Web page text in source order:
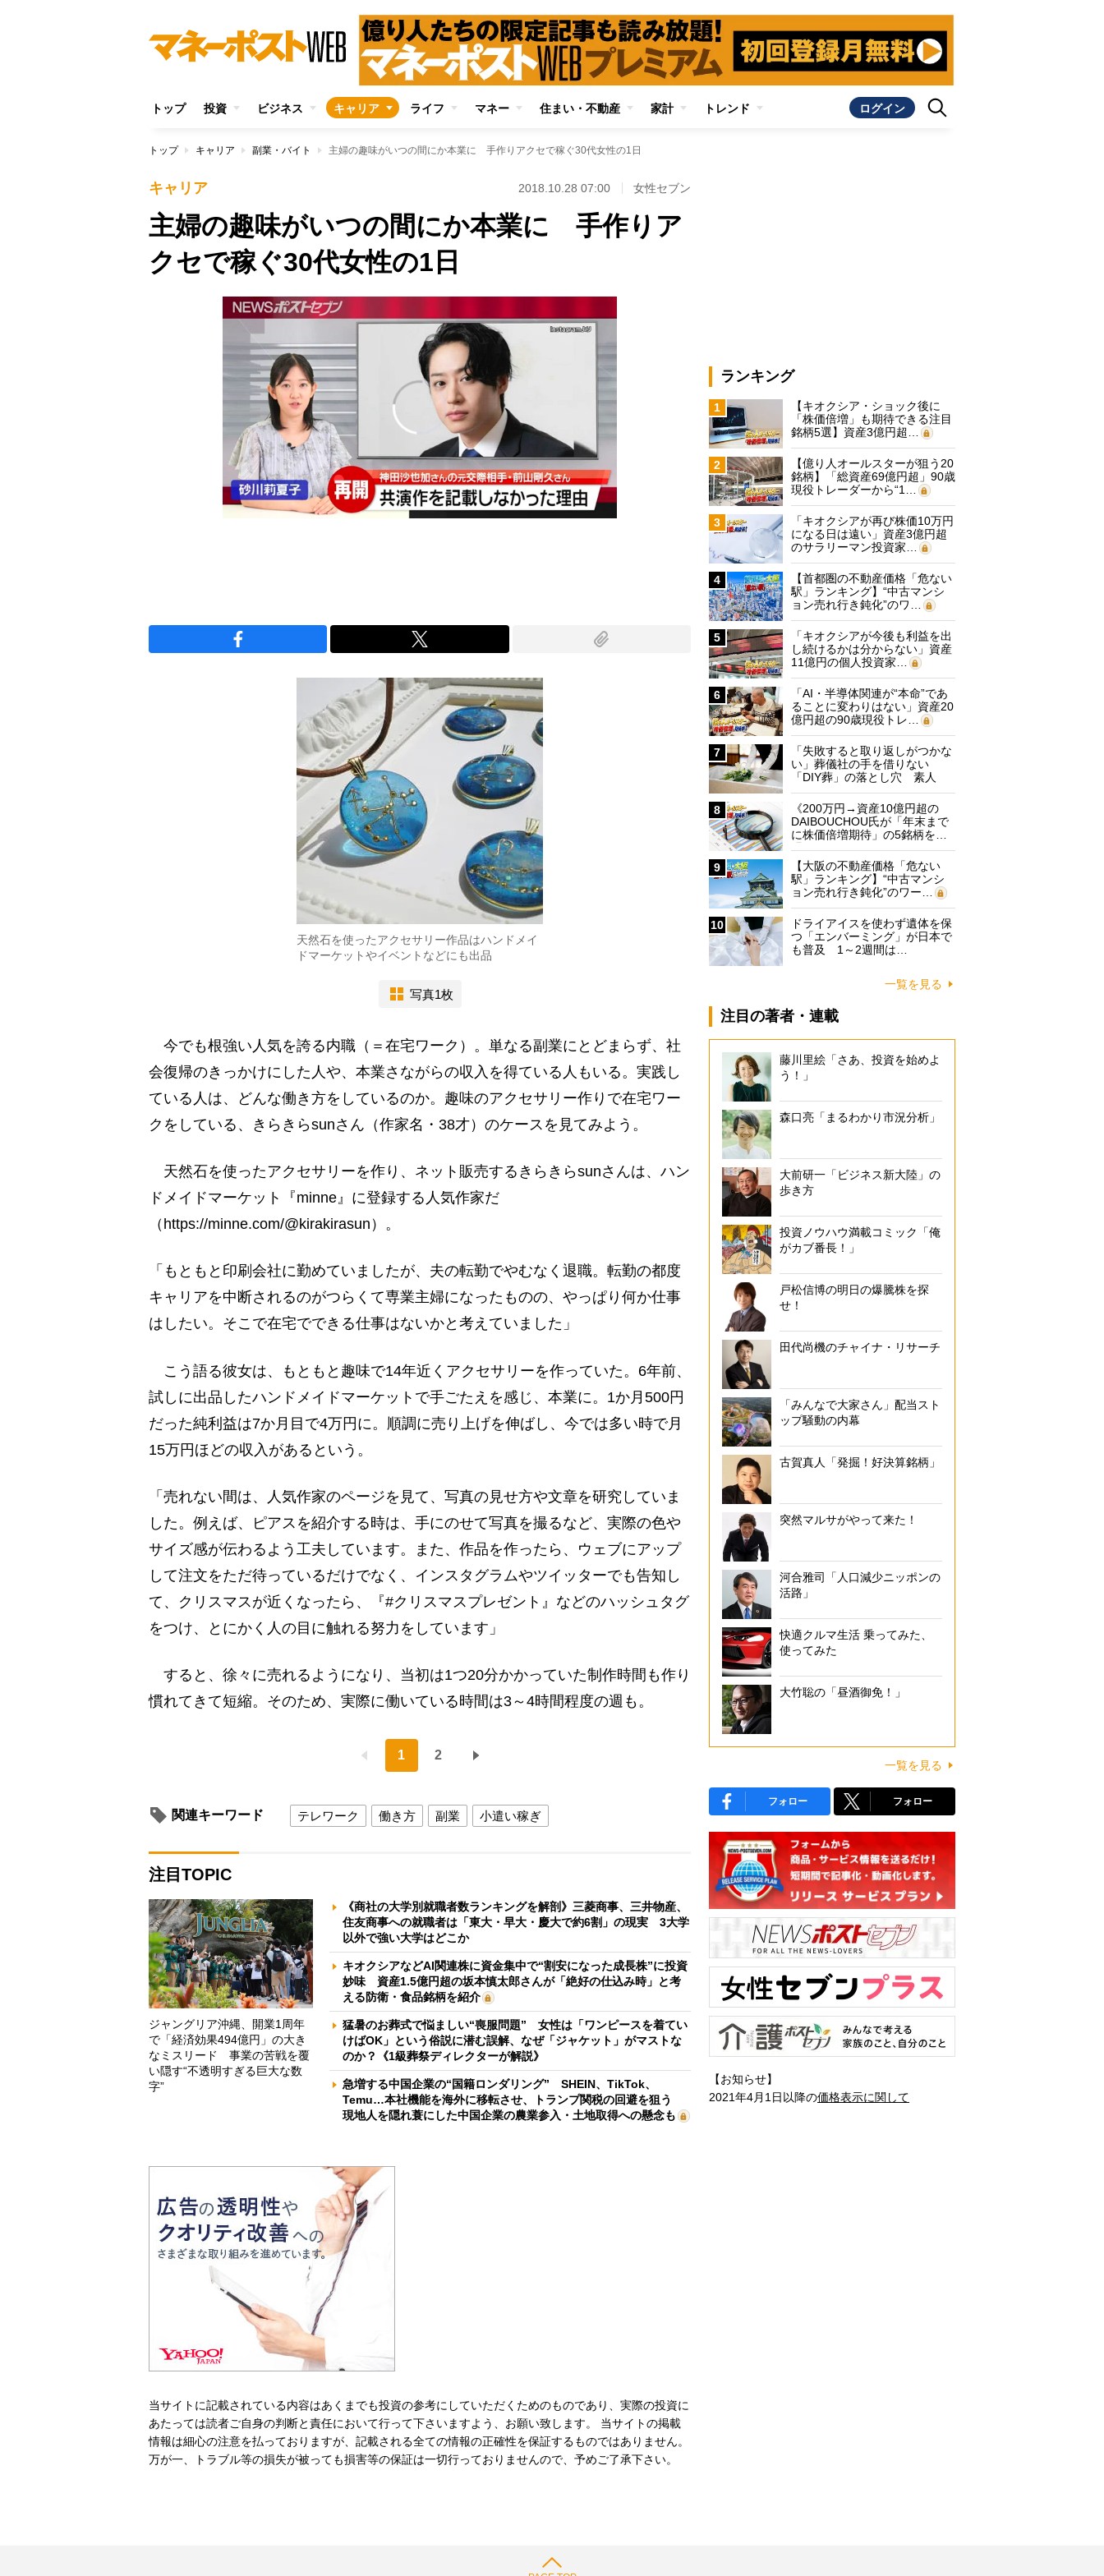
トップ 投資 ビジネス キャリア ライフ マネー 住まい・不動産 家計 トレンド ログイン
トップ キャリア 副業・バイト 主婦の趣味がいつの間にか本業に 手作りアクセで稼ぐ30代女性の1日
キャリア 2018.10.28 07:00 女性セブン
主婦の趣味がいつの間にか本業に 手作りア
クセで稼ぐ30代女性の1日
00:00/ 00:50
天然石を使ったアクセサリー作品はハンドメイ
ドマーケットやイベントなどにも出品
写真1枚
今でも根強い人気を誇る内職（＝在宅ワーク）。単なる副業にとどまらず、社
会復帰のきっかけにした人や、本業さながらの収入を得ている人もいる。実践し
ている人は、どんな働き方をしているのか。趣味のアクセサリー作りで在宅ワー
クをしている、きらきらsunさん（作家名・38才）のケースを見てみよう。
天然石を使ったアクセサリーを作り、ネット販売するきらきらsunさんは、ハン
ドメイドマーケット『minne』に登録する人気作家だ
（https://minne.com/@kirakirasun）。
「もともと印刷会社に勤めていましたが、夫の転勤でやむなく退職。転勤の都度
キャリアを中断されるのがつらくて専業主婦になったものの、やっぱり何か仕事
はしたい。そこで在宅でできる仕事はないかと考えていました」
こう語る彼女は、もともと趣味で14年近くアクセサリーを作っていた。6年前、
試しに出品したハンドメイドマーケットで手ごたえを感じ、本業に。1か月500円
だった純利益は7か月目で4万円に。順調に売り上げを伸ばし、今では多い時で月
15万円ほどの収入があるという。
「売れない間は、人気作家のページを見て、写真の見せ方や文章を研究していま
した。例えば、ピアスを紹介する時は、手にのせて写真を撮るなど、実際の色や
サイズ感が伝わるよう工夫しています。また、作品を作ったら、ウェブにアップ
して注文をただ待っているだけでなく、インスタグラムやツイッターでも告知し
て、クリスマスが近くなったら、『#クリスマスプレゼント』などのハッシュタグ
をつけ、とにかく人の目に触れる努力をしています」
すると、徐々に売れるようになり、当初は1つ20分かかっていた制作時間も作り
慣れてきて短縮。そのため、実際に働いている時間は3～4時間程度の週も。
1 2
関連キーワード テレワーク 働き方 副業 小遣い稼ぎ
注目TOPIC
ジャングリア沖縄、開業1周年
で「経済効果494億円」の大き
なミスリード 事業の苦戦を覆
い隠す“不透明すぎる巨大な数
字”
《商社の大学別就職者数ランキングを解剖》三菱商事、三井物産、
住友商事への就職者は「東大・早大・慶大で約6割」の現実 3大学
以外で強い大学はどこか
キオクシアなどAI関連株に資金集中で“割安になった成長株”に投資
妙味 資産1.5億円超の坂本慎太郎さんが「絶好の仕込み時」と考
える防衛・食品銘柄を紹介
猛暑のお葬式で悩ましい“喪服問題” 女性は「ワンピースを着てい
けばOK」という俗説に潜む誤解、なぜ「ジャケット」がマストな
のか？《1級葬祭ディレクターが解説》
急増する中国企業の“国籍ロンダリング” SHEIN、TikTok、
Temu…本社機能を海外に移転させ、トランプ関税の回避を狙う
現地人を隠れ蓑にした中国企業の農業参入・土地取得への懸念も
当サイトに記載されている内容はあくまでも投資の参考にしていただくためのものであり、実際の投資に
あたっては読者ご自身の判断と責任において行って下さいますよう、お願い致します。 当サイトの掲載
情報は細心の注意を払っておりますが、記載される全ての情報の正確性を保証するものではありません。
万が一、トラブル等の損失が被っても損害等の保証は一切行っておりませんので、予めご了承下さい。
ランキング
1
【キオクシア・ショック後に
「株価倍増」も期待できる注目
銘柄5選】資産3億円超…
2
【億り人オールスターが狙う20
銘柄】「総資産69億円超」90歳
現役トレーダーから“1…
3
「キオクシアが再び株価10万円
になる日は遠い」資産3億円超
のサラリーマン投資家…
4
【首都圏の不動産価格「危ない
駅」ランキング】“中古マンシ
ョン売れ行き鈍化”のワ…
5
「キオクシアが今後も利益を出
し続けるかは分からない」資産
11億円の個人投資家…
6
「AI・半導体関連が“本命”であ
ることに変わりはない」資産20
億円超の90歳現役トレ…
7
「失敗すると取り返しがつかな
い」葬儀社の手を借りない
「DIY葬」の落とし穴 素人
に…
8
《200万円→資産10億円超の
DAIBOUCHOU氏が「年末まで
に株価倍増期待」の5銘柄を…
9
【大阪の不動産価格「危ない
駅」ランキング】“中古マンシ
ョン売れ行き鈍化”のワー…
10
ドライアイスを使わず遺体を保
つ「エンバーミング」が日本で
も普及 1～2週間は…
一覧を見る
注目の著者・連載
藤川里絵「さあ、投資を始めよ
う！」
森口亮「まるわかり市況分析」
大前研一「ビジネス新大陸」の
歩き方
投資ノウハウ満載コミック「俺
がカブ番長！」
戸松信博の明日の爆騰株を探
せ！
田代尚機のチャイナ・リサーチ
「みんなで大家さん」配当スト
ップ騒動の内幕
古賀真人「発掘！好決算銘柄」
突然マルサがやって来た！
河合雅司「人口減少ニッポンの
活路」
快適クルマ生活 乗ってみた、
使ってみた
大竹聡の「昼酒御免！」
一覧を見る
フォロー フォロー
【お知らせ】
2021年4月1日以降の価格表示に関して